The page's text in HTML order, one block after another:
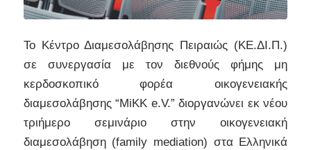
Το Κέντρο Διαμεσολάβησης Πειραιώς (ΚΕ.ΔΙ.Π.)
σε συνεργασία με τον διεθνούς φήμης μη
κερδοσκοπικό φορέα οικογενειακής
διαμεσολάβησης “MiΚΚ e.V.” διοργανώνει εκ νέου
τριήμερο σεμινάριο στην οικογενειακή
διαμεσολάβηση (family mediation) στα Ελληνικά